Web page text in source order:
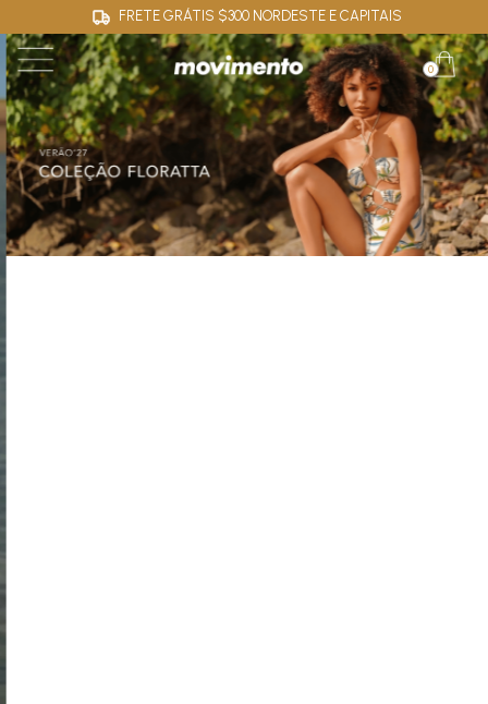
FRETE GRÁTIS $300 NORDESTE E CAPITAIS
0